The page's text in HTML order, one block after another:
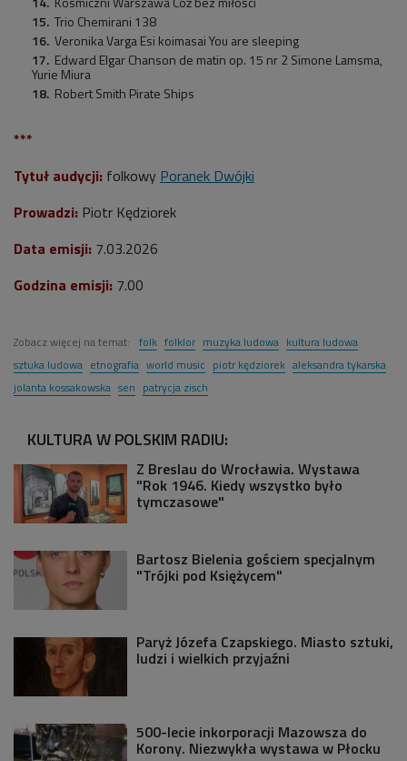
Trio Chemirani 138
Veronika Varga Esi koimasai You are sleeping
Edward Elgar Chanson de matin op. 15 nr 2 Simone Lamsma,
Yurie Miura
Robert Smith Pirate Ships
***
Tytuł audycji: folkowy Poranek Dwójki
Prowadzi: Piotr Kędziorek
Data emisji: 7.03.2026
Godzina emisji: 7.00
Zobacz więcej na temat: folk folklor muzyka ludowa kultura ludowa
sztuka ludowa etnografia world music piotr kędziorek aleksandra tykarska
jolanta kossakowska sen patrycja zisch
KULTURA W POLSKIM RADIU:
Z Breslau do Wrocławia. Wystawa
"Rok 1946. Kiedy wszystko było
tymczasowe"
Bartosz Bielenia gościem specjalnym
"Trójki pod Księżycem"
Paryż Józefa Czapskiego. Miasto sztuki,
ludzi i wielkich przyjaźni
500-lecie inkorporacji Mazowsza do
Korony. Niezwykła wystawa w Płocku